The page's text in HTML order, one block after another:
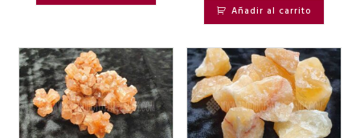
Añadir al carrito